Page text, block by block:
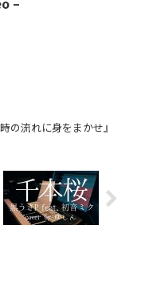
の流れに身をまかせ』